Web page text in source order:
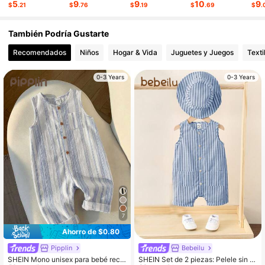
$5.21 $9.76 $9.19 $10.69 $9
También Podría Gustarte
Recomendados Niños Hogar & Vida Juguetes y Juegos
0-3 Years
7
Ahorro de $0.80
Pipplin
SHEIN Mono unisex para bebé recié
0-3 Years
Bebeilu
SHEIN Set de 2 piezas: Pelele sin m